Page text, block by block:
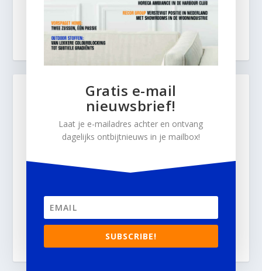
Gratis e-mail
nieuwsbrief!
Laat je e-mailadres achter en ontvang
dagelijks ontbijtnieuws in je mailbox!
SUBSCRIBE!